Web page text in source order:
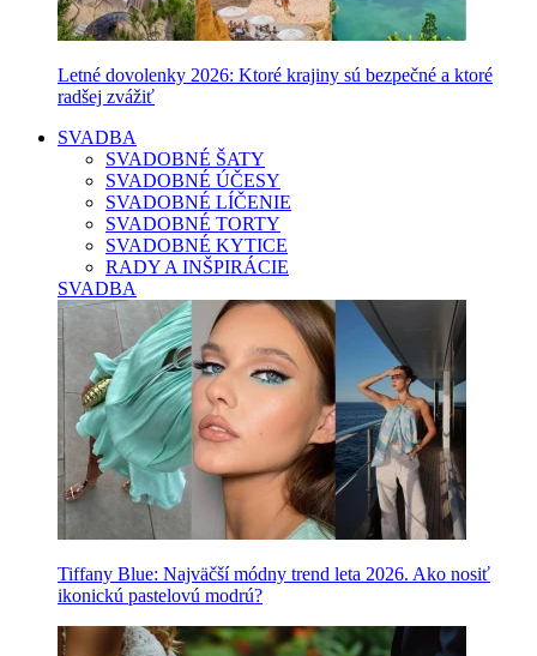
Letné dovolenky 2026: Ktoré krajiny sú bezpečné a ktoré
radšej zvážiť
SVADBA
SVADOBNÉ ŠATY
SVADOBNÉ ÚČESY
SVADOBNÉ LÍČENIE
SVADOBNÉ TORTY
SVADOBNÉ KYTICE
RADY A INŠPIRÁCIE
SVADBA
Tiffany Blue: Najväčší módny trend leta 2026. Ako nosiť
ikonickú pastelovú modrú?